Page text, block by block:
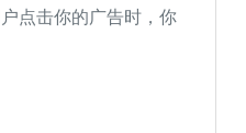
点击你的广告时，你